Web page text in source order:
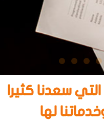
سعدنا كثيرا
لها